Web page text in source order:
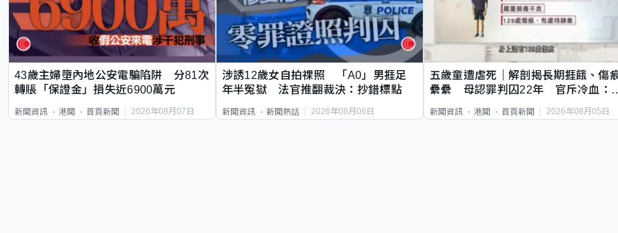
43歲主婦墮內地公安電騙陷阱 分81次
轉賬「保證金」損失近6900萬元
新聞資訊 港聞 首頁新聞 2026年08月07日
涉誘12歲女自拍祼照 「A0」男捱足
年半冤獄 法官推翻裁決：抄錯標點
新聞資訊 新聞熱話 2026年08月06日
五歲童遭虐死｜解剖揭長期捱餓、傷
纍纍 母認罪判囚22年 官斥冷血：
新聞資訊 港聞 首頁新聞 2026年08月05日